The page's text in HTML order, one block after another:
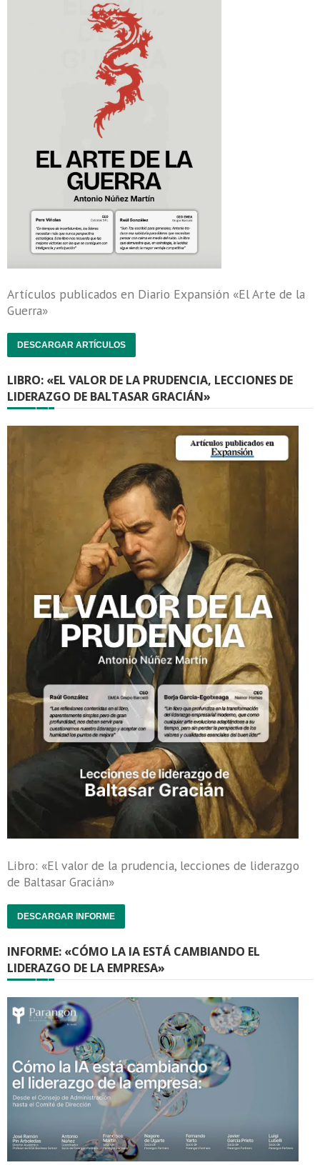
Artículos publicados en Diario Expansión «El Arte de la
Guerra»
DESCARGAR ARTÍCULOS
LIBRO: «EL VALOR DE LA PRUDENCIA, LECCIONES DE
LIDERAZGO DE BALTASAR GRACIÁN»
Libro: «El valor de la prudencia, lecciones de liderazgo
de Baltasar Gracián»
DESCARGAR INFORME
INFORME: «CÓMO LA IA ESTÁ CAMBIANDO EL
LIDERAZGO DE LA EMPRESA»